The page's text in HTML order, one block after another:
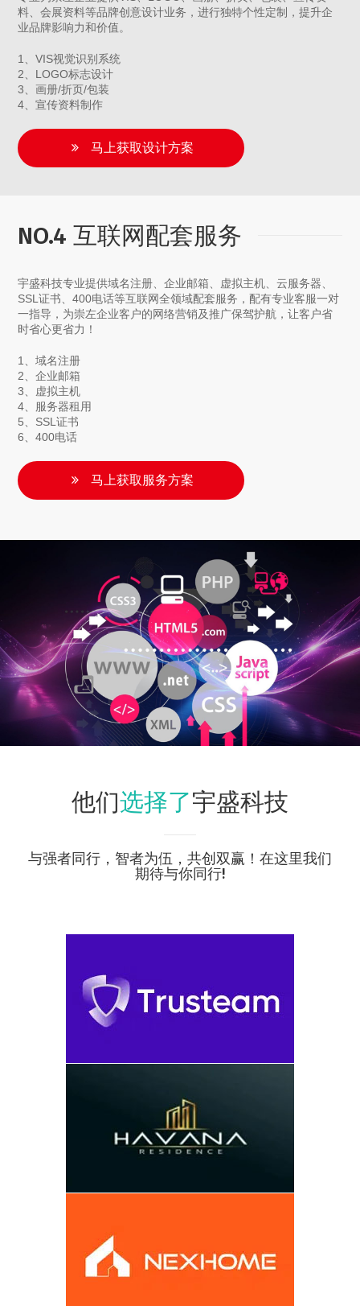
料、会展资料等品牌创意设计业务，进行独特个性定制，提升企
业品牌影响力和价值。
1、VIS视觉识别系统
2、LOGO标志设计
3、画册/折页/包装
4、宣传资料制作
马上获取设计方案
NO.4 互联网配套服务
宇盛科技专业提供域名注册、企业邮箱、虚拟主机、云服务器、
SSL证书、400电话等互联网全领域配套服务，配有专业客服一对
一指导，为崇左企业客户的网络营销及推广保驾护航，让客户省
时省心更省力！
1、域名注册
2、企业邮箱
3、虚拟主机
4、服务器租用
5、SSL证书
6、400电话
马上获取服务方案
他们选择了宇盛科技
与强者同行，智者为伍，共创双赢！在这里我们
期待与你同行!